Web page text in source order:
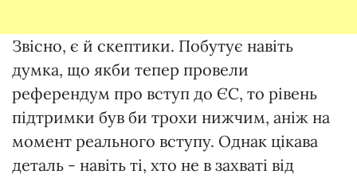
Звісно, є й скептики. Побутує навіть
думка, що якби тепер провели
референдум про вступ до ЄС, то рівень
підтримки був би трохи нижчим, аніж на
момент реального вступу. Однак цікава
деталь - навіть ті, хто не в захваті від